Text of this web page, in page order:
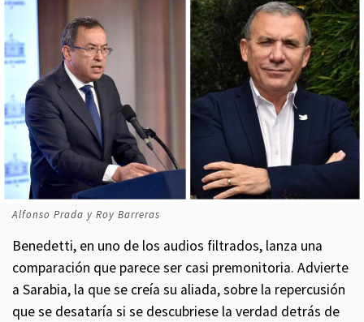
Alfonso Prada y Roy Barreras
Benedetti, en uno de los audios filtrados, lanza una
comparación que parece ser casi premonitoria. Advierte
a Sarabia, la que se creía su aliada, sobre la repercusión
que se desataría si se descubriese la verdad detrás de